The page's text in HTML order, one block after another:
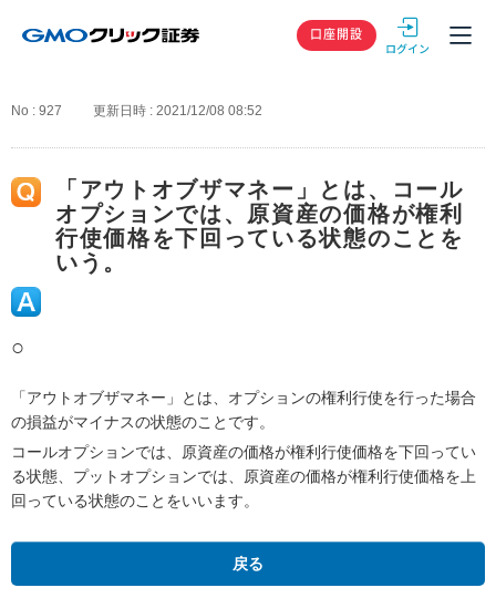
GMOクリック
口座開設
No : 927 更新日時 : 2021/12/08 08:52
「アウトオブザマネー」とは、コール
オプションでは、原資産の価格が権利
行使価格を下回っている状態のことを
いう。
○
「アウトオブザマネー」とは、オプションの権利行使を行った場合
の損益がマイナスの状態のことです。
コールオプションでは、原資産の価格が権利行使価格を下回ってい
る状態、プットオプションでは、原資産の価格が権利行使価格を上
回っている状態のことをいいます。
戻る